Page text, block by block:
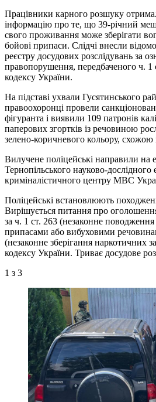
Працівники карного розшуку
інформацію про те, що 39-річний
свого проживання може зберігати
бойові припаси. Слідчі внесли
реєстру досудових розслідувань за
правопорушення, передбаченого ч. 1
кодексу України.
На підставі ухвали Гусятинського
правоохоронці провели
фігуранта і виявили 109 патронів
паперових згортків із речовиною
зелено-коричневого кольору, схожою
Вилучене поліцейські направили на
Тернопільського науково-дослідного
криміналістичного центру МВС
Поліцейські встановлюють
Вирішується питання про
за ч. 1 ст. 263 (незаконне
припасами або вибуховими
(незаконне зберігання наркотичних
кодексу України. Триває досудове
1 з 3